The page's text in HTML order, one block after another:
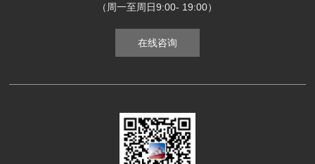
（周一至周日9:00- 19:00）
在线咨询